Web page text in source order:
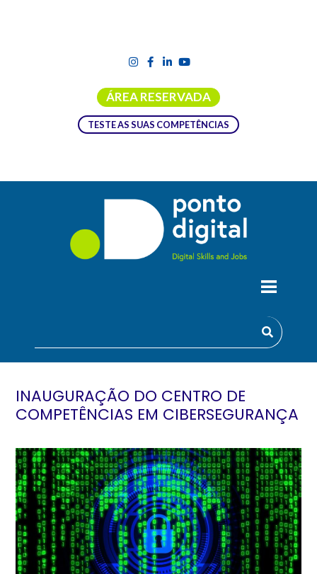
ÁREA RESERVADA
TESTE AS SUAS COMPETÊNCIAS
INAUGURAÇÃO DO CENTRO DE
COMPETÊNCIAS EM CIBERSEGURANÇA